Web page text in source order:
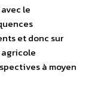
le
et donc sur
à moyen